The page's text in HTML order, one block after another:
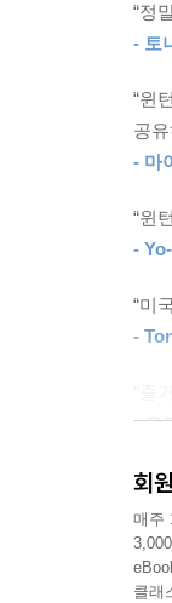
우
샤
무
또
빌
밴
대
있
여
자
음
“정
- 토
“윈
공
- 마
“윈
-
“미
-
- 오
회
매주
클래